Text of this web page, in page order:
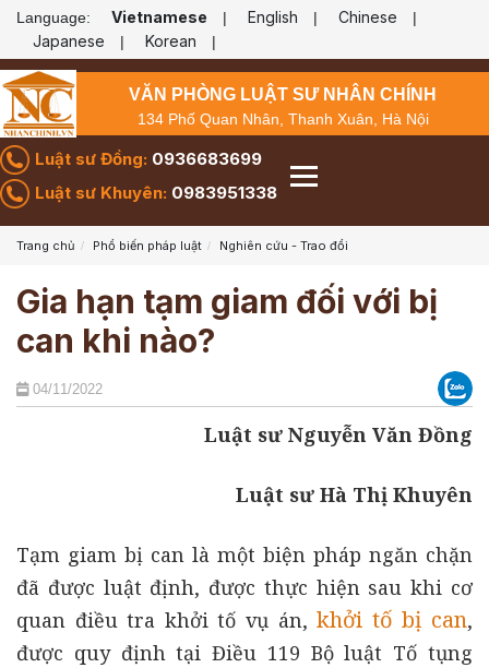
Language: Vietnamese | English | Chinese |
Japanese | Korean |
VĂN PHÒNG LUẬT SƯ NHÂN CHÍNH
134 Phố Quan Nhân, Thanh Xuân, Hà Nội
Luật sư Đồng: 0936683699
Luật sư Khuyên: 0983951338
Trang chủ Phổ biến pháp luật Nghiên cứu - Trao đổi
Gia hạn tạm giam đối với bị
can khi nào?
04/11/2022
Luật sư Nguyễn Văn Đồng
Luật sư Hà Thị Khuyên
Tạm giam bị can là một biện pháp ngăn chặn
đã được luật định, được thực hiện sau khi cơ
quan điều tra khởi tố vụ án,khởi tố bị can,
được quy định tại Điều 119 Bộ luật Tố tụng